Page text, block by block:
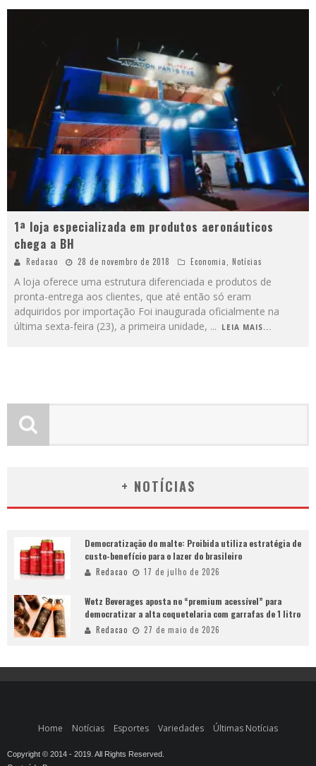
1ª loja especializada em produtos aeronáuticos
chega a BH
Redacao 28 de novembro de 2018 Economia Notícias
A loja oferece uma estrutura diferenciada e produtos de
pronta-entrega aos clientes, que até então só eram
adquiridos por importação Foi inaugurada oficialmente na
última sexta-feira (23), a primeira unidade, ... LEIA MAIS...
+ NOTÍCIAS
Democratização do malte: Proibida utiliza estratégia de
custo-benefício para o lazer do brasileiro
Redacao 17 de julho de 2026
Wetz Beverages aposta no “premium acessível” para
democratizar a alta coquetelaria com garrafas de 1 litro
Redacao 27 de maio de 2026
Home Notícias Esportes Variedades Últimas Notícias
Copyright © 2014 - 2019. All Rights Reserved.